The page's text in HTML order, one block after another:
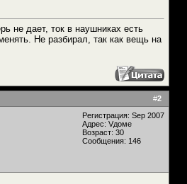
не дает, ток в наушниках есть
Не разбирал, так как вещь на
#2
Регистрация: Sep 2007
Адрес: Vдоме
Возраст: 30
Сообщения: 146